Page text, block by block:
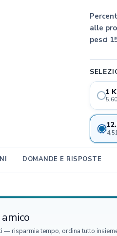
alle
pesci
1
DOMANDE E RISPOSTE
— risparmia tempo, ordina tutto